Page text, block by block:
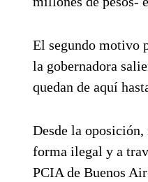
El segundo motivo
la gobernadora
quedan de aquí
Desde la
forma ilegal y a
PCIA de Buenos